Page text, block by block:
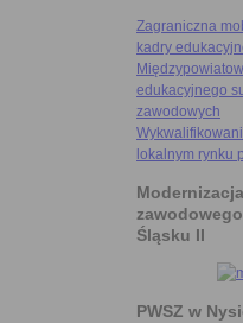
Zagraniczna
kadry
edukacyjnego
zawodowych
lokalnym rynku
Śląsku II
PWSZ w